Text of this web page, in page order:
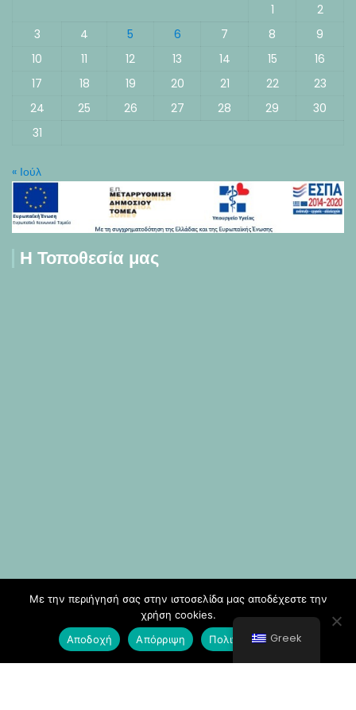
1
2
3
4 5 6 7 8
9
10
11 12 13 14 15
16
17
18 19 20 21 22
23
24
25 26 27 28 29
30
31
« Ιούλ
Η Τοποθεσία μας
Greek
Με την περιήγησή σας στην ιστοσελίδα μας αποδέχεστε την
χρήση cookies.
Αποδοχή
Απόρριψη Πολιτική Cookies